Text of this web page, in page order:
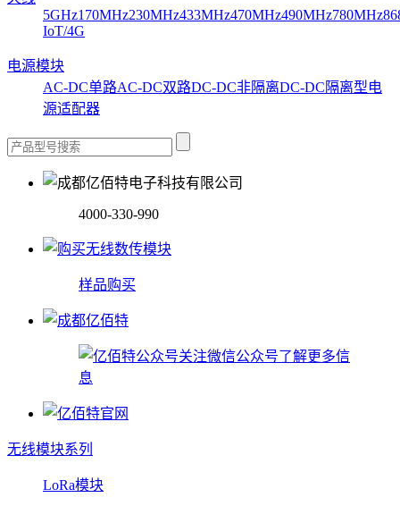
5GHz170MHz230MHz433MHz470MHz490MHz780MHz
IoT/4G
电源模块
AC-DC单路AC-DC双路DC-DC非隔离DC-DC隔离型电
源适配器
4000-330-990
样品购买
关注微信公众号了解更多信
息
无线模块系列
LoRa模块